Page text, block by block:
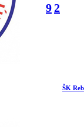
92
ŠK